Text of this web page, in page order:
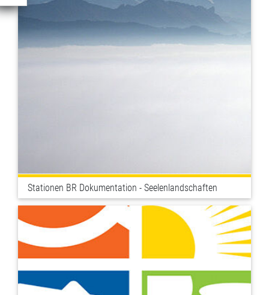
Stationen BR Dokumentation - Seelenlandschaften